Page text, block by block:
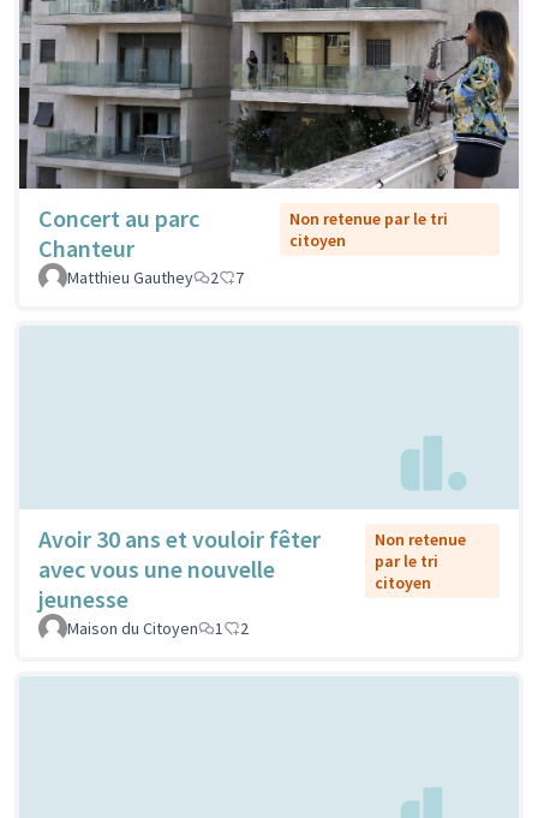
Concert au parc
Chanteur
Non retenue par le tri
citoyen
Matthieu Gauthey
2 7
Avoir 30 ans et vouloir fêter
avec vous une nouvelle
jeunesse
Non retenue
par le tri
citoyen
Maison du Citoyen 1 2